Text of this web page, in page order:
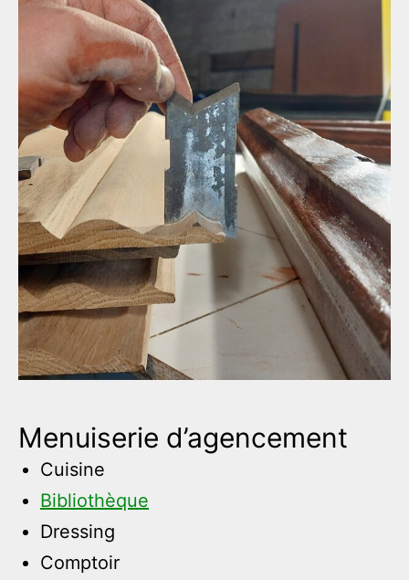
Menuiserie d’agencement
Cuisine
Bibliothèque
Dressing
Comptoir